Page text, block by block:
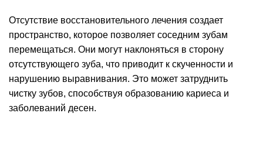
Отсутствие восстановительного лечения создает
пространство, которое позволяет соседним зубам
перемещаться. Они могут наклоняться в сторону
отсутствующего зуба, что приводит к скученности и
нарушению выравнивания. Это может затруднить
чистку зубов, способствуя образованию кариеса и
заболеваний десен.